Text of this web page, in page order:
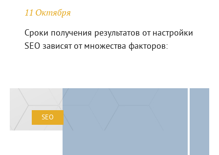
11 Октября
Сроки получения результатов от настройки
SEO зависят от множества факторов:
SEO